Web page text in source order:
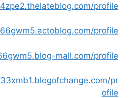
profile
profile
mall.com/profile
pr
ofile